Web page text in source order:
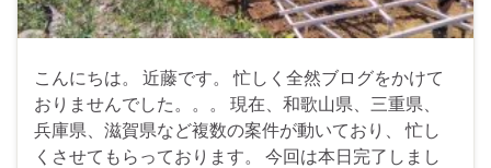
こんにちは。 近藤です。 忙しく全然ブログをかけて
おりませんでした。。。 現在、和歌山県、三重県、
兵庫県、滋賀県など複数の案件が動いており、 忙し
くさせてもらっております。 今回は本日完了しまし